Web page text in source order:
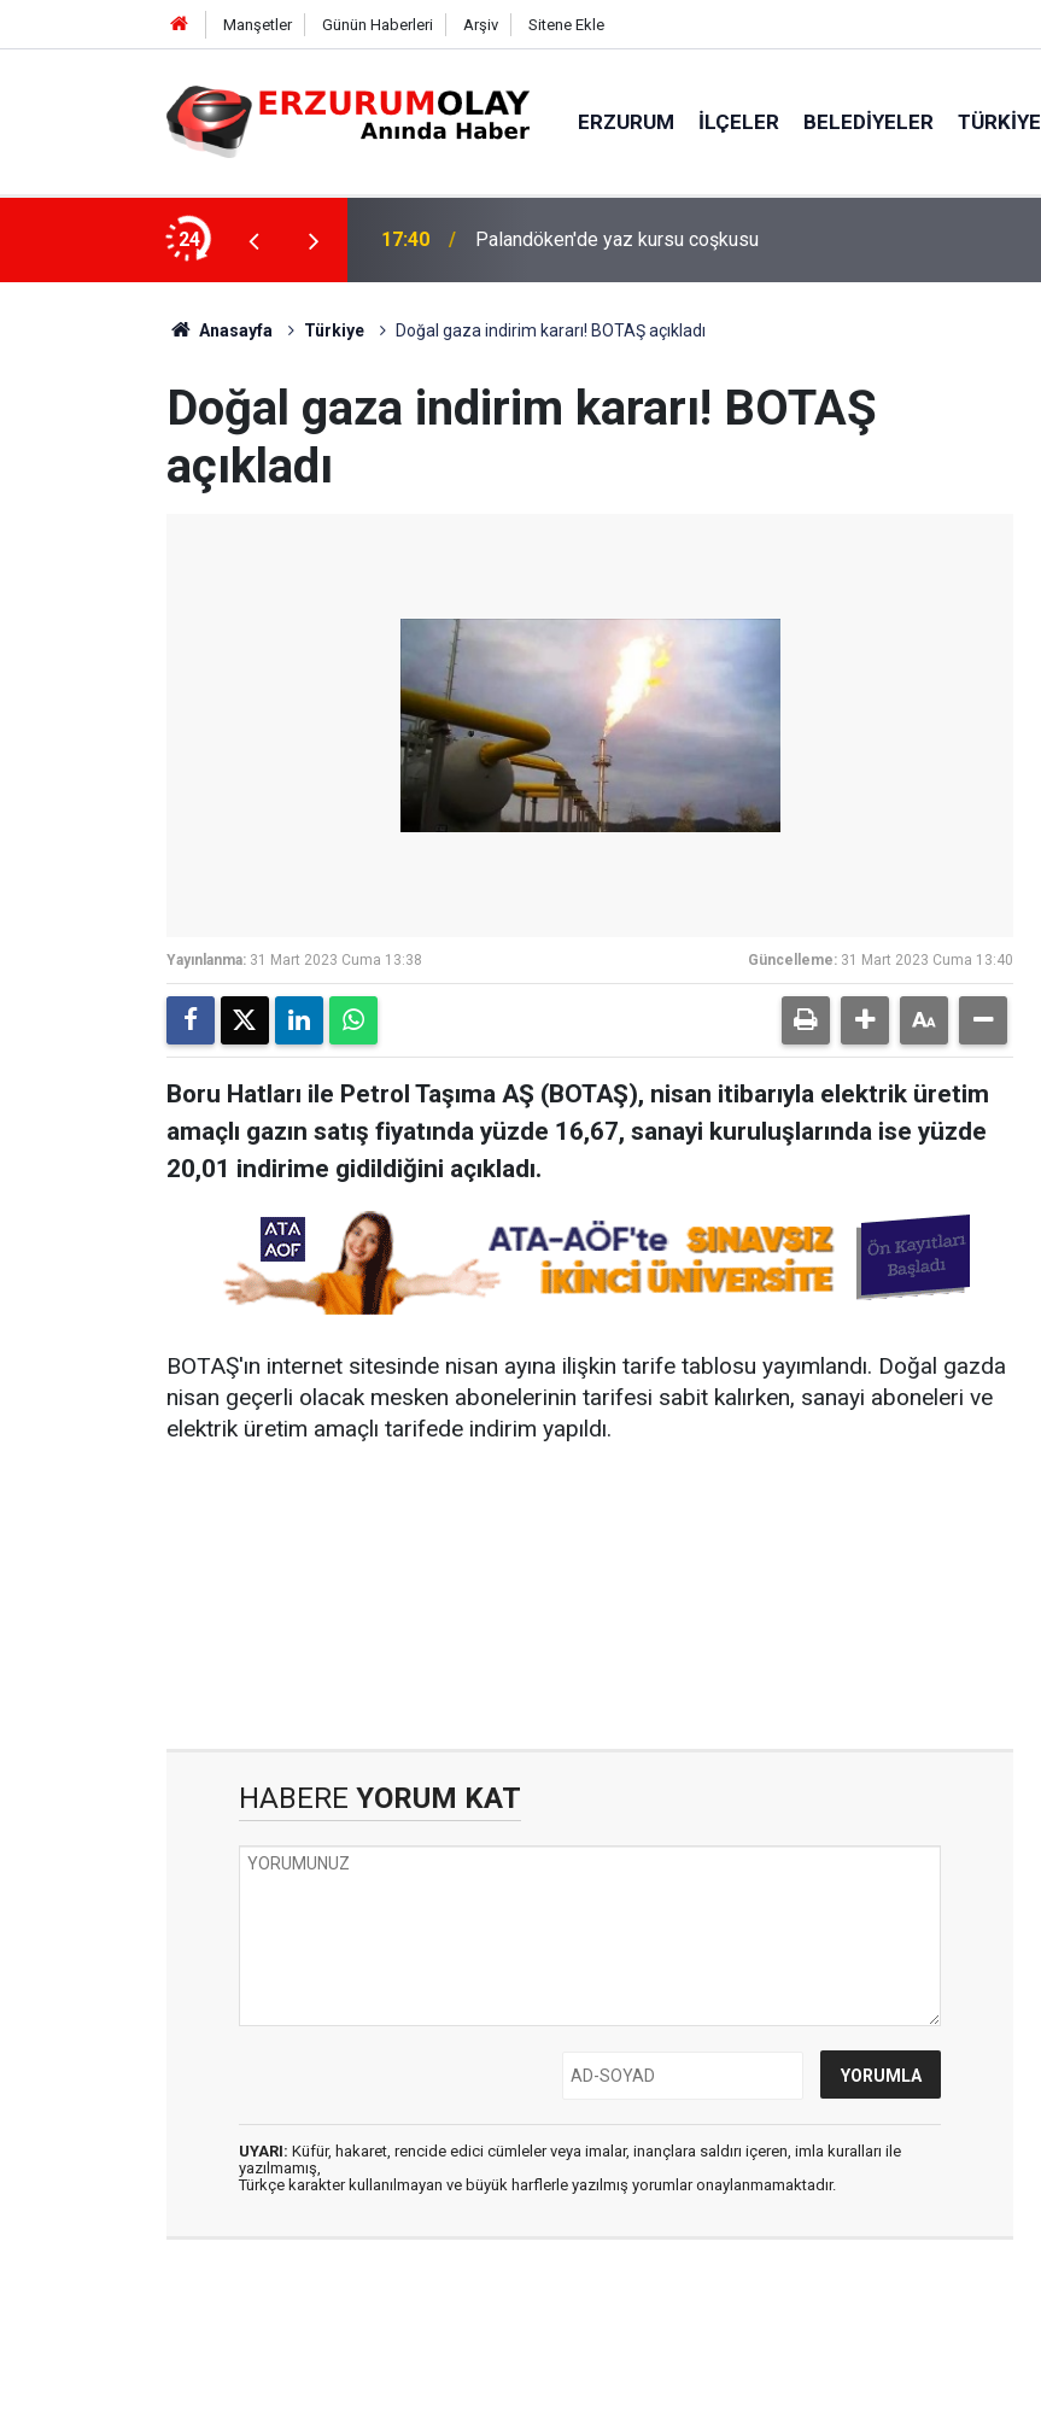
Manşetler Günün Haberleri Arşiv Sitene Ekle
ERZURUM İLÇELER BELEDIYELER TÜRKIYE
24 17:37 TÜBİTAK desteği aldı
Anasayfa Türkiye Doğal gaza indirim kararı! BOTAŞ açıkladı
Doğal gaza indirim kararı! BOTAŞ
açıkladı
Yayınlanma: 31 Mart 2023 Cuma 13:38 Güncelleme: 31 Mart 2023 Cuma 13:40
Boru Hatları ile Petrol Taşıma AŞ (BOTAŞ), nisan itibarıyla elektrik üretim
amaçlı gazın satış fiyatında yüzde 16,67, sanayi kuruluşlarında ise yüzde
20,01 indirime gidildiğini açıkladı.
BOTAŞ'ın internet sitesinde nisan ayına ilişkin tarife tablosu yayımlandı. Doğal gazda
nisan geçerli olacak mesken abonelerinin tarifesi sabit kalırken, sanayi aboneleri ve
elektrik üretim amaçlı tarifede indirim yapıldı.
HABERE YORUM KAT
UYARI: Küfür, hakaret, rencide edici cümleler veya imalar, inançlara saldırı içeren, imla kuralları ile
yazılmamış,
Türkçe karakter kullanılmayan ve büyük harflerle yazılmış yorumlar onaylanmamaktadır.